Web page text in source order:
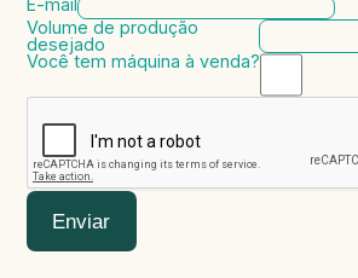
E-mail
Volume de produção
desejado
Você tem máquina à venda?
Marca da máquina
Modelo da máquina
Ano de fabricação
Valor da máquina
Enviar